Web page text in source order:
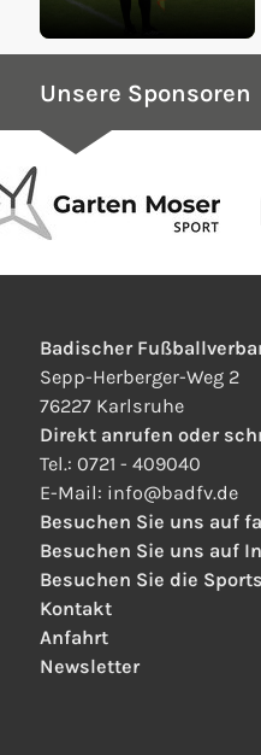
Unsere Sponsoren
Badischer
Sepp-Herberger-Weg 2
76227 Karlsruhe
Direkt anrufen oder
Tel.: 0721 - 409040
E-Mail: info@badfv.de
Besuchen Sie uns auf
Besuchen Sie uns auf
Besuchen Sie die
Kontakt
Anfahrt
Newsletter